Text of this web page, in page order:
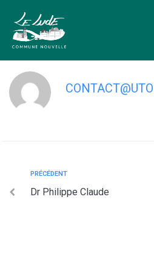
principal
Dr Rakotomalala Hery-
PRÉCÉDENT
Dr Philippe Claude